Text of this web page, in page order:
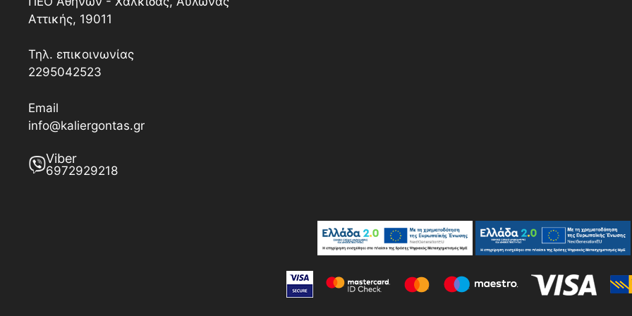
Αττικής, 19011
Τηλ. επικοινωνίας
2295042523
Email
info@kaliergontas.gr
Viber
6972929218